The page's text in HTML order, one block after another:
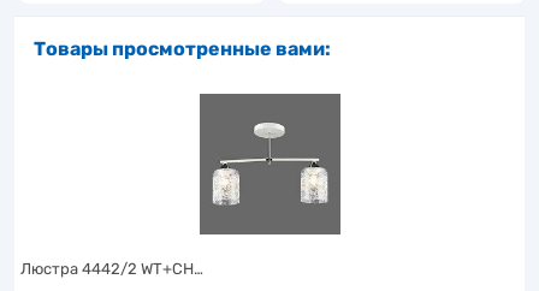
Товары просмотренные вами:
Люстра 4442/2 WT+CH…